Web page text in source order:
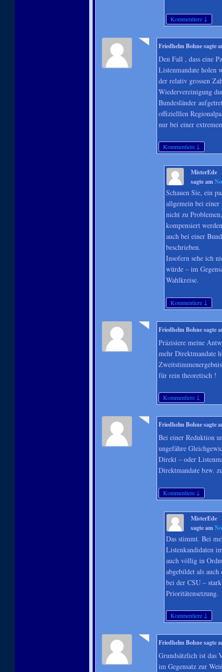
Kommentiere ↓
Friedhelm Bohnesagte
Den Fall , dass eine
Listenmandate holen
der relativ grossen
Wiedervereinigung
Bundesländer
offizielllen
nur bei einer
Kommentiere ↓
MisterEde
sagte am
Schauen Sie, ein
allgemein bei
nicht zu
kompensiert
auch bei einer
beschrieben.
Insofern sehe ich
würde – im
Wahlkreise.
Kommentiere ↓
Friedhelm Bohnesagte
Präzisiere meine
mehr Direktmandate
für rein theoretisch !
Kommentiere ↓
Friedhelm Bohnesagte
Bei einer Reduktion
ungefähre
Direkt – oder
Direktmandate bzw.
Kommentiere ↓
MisterEde
sagte am
Das stimmt. Bei
Listenkandidaten
auch völlig in
abgebildet als
bei der CSU –
Prioritätensetzung.
Kommentiere ↓
Friedhelm Bohnesagte
Grundsätzlich ist das
im Gegensatz zur